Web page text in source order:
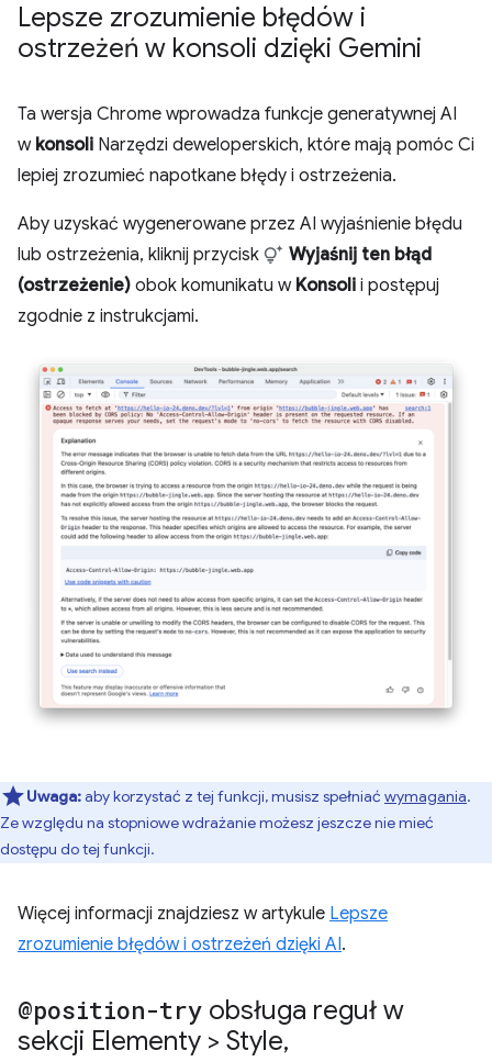
Lepsze zrozumienie błędów i
ostrzeżeń w konsoli dzięki Gemini
Ta wersja Chrome wprowadza funkcje generatywnej AI
w konsoli Narzędzi deweloperskich, które mają pomóc Ci
lepiej zrozumieć napotkane błędy i ostrzeżenia.
Aby uzyskać wygenerowane przez AI wyjaśnienie błędu
lub ostrzeżenia, kliknij przycisk
Wyjaśnij ten błąd
(ostrzeżenie) obok komunikatu w Konsoli i postępuj
zgodnie z instrukcjami.
Uwaga:aby korzystać z tej funkcji, musisz spełniać wymagania.
Ze względu na stopniowe wdrażanie możesz jeszcze nie mieć
dostępu do tej funkcji.
Więcej informacji znajdziesz w artykule Lepsze
zrozumienie błędów i ostrzeżeń dzięki AI.
@position-try obsługa reguł w
sekcji Elementy > Style,